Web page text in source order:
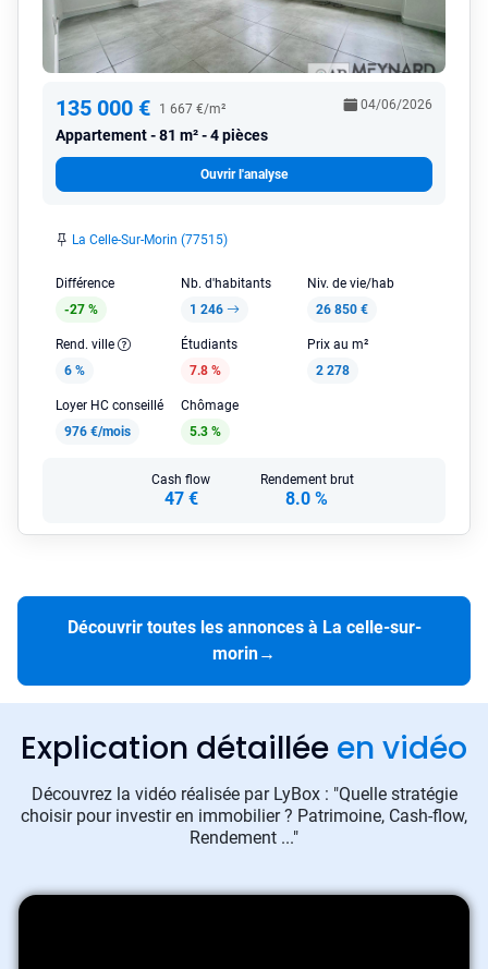
135 000 € 1 667 €/m²
Appartement 81 m² - 4 pièces
04/06/2026
Ouvrir l'analyse
La Celle-Sur-Morin (77515)
Différence
-27 %
Nb. d'habitants
1 246
Niv. de vie/hab
26 850 €
Rend. ville
6 %
Étudiants
7.8 %
Prix au m²
2 278
Loyer HC conseillé
976 €/mois
Chômage
5.3 %
Cash flow
47 €
Rendement brut
8.0 %
Découvrir toutes les annonces à La celle-sur-
morin→
Explication détaillée en vidéo
Découvrez la vidéo réalisée par LyBox : "Quelle stratégie
choisir pour investir en immobilier ? Patrimoine, Cash-flow,
Rendement ..."